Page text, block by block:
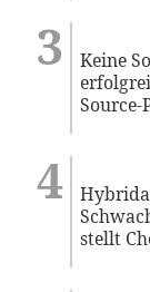
Keine
stellt